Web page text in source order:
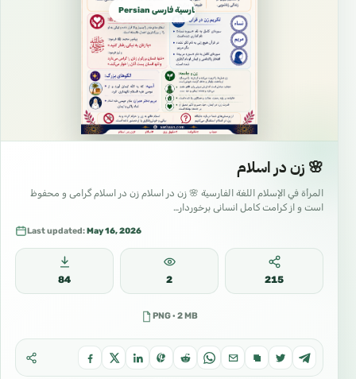
Persian فارسية فارسی Farsi
🌸 زن در اسلام
المرأة في الإسلام اللغة الفارسية 🌸 زن در اسلام زن در اسلام گرامی و محفوظ
است و از کرامت کامل انسانی برخوردار…
Last updated:May 16, 2026
84 2 215
PNG · 2 MB